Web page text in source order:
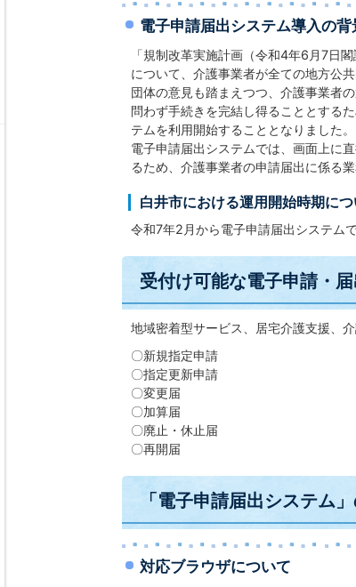
電子申請届出システム導入の
「規制改革実施計画（令和4年6月7日
について、介護事業者が全ての地方公
団体の意見も踏まえつつ、介護事業者
問わず手続きを完結し得ることとする
テムを利用開始するこ
電子申請届出システムでは、画面上に
るため、介護事業者の申請届出に係る
白井市における運用開始時期につ
令和7年2月から電子申請届出システム
受付け可能な電子申請・
地域密着型サービス、居宅介護支援、
〇新規指定申請
〇指定更新申請
〇変更届
〇加算届
〇廃止・休止届
〇再開届
「電子申請届出システム
対応ブラウザについて